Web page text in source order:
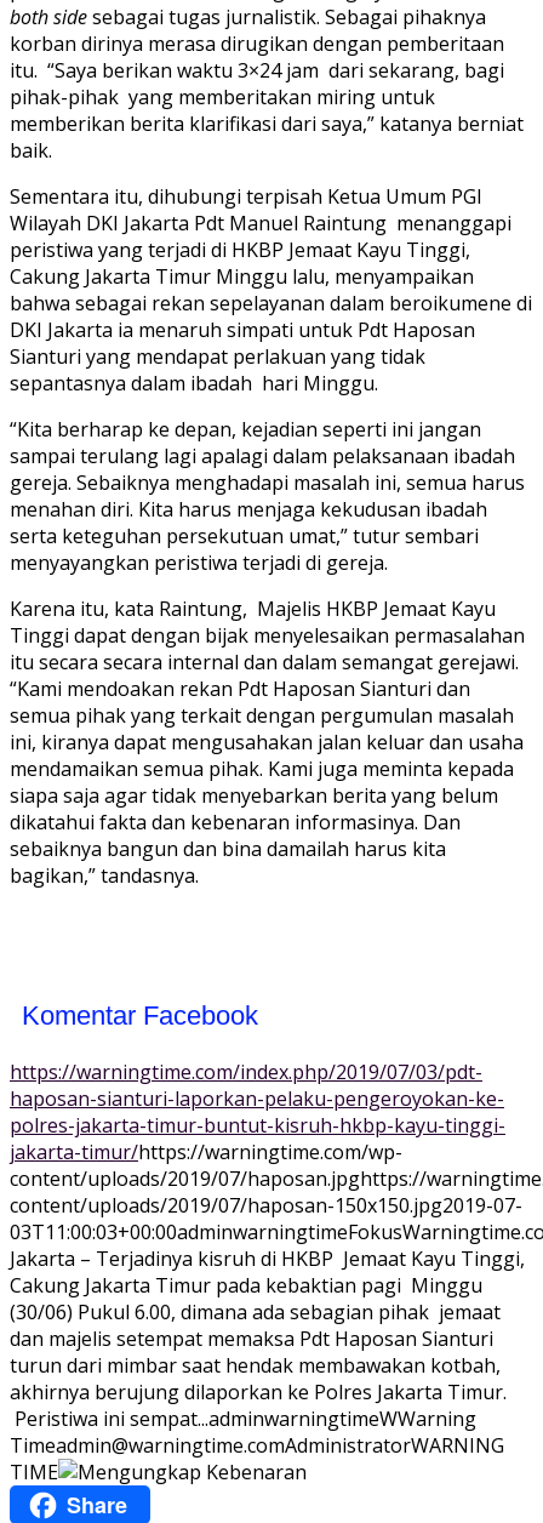
both sidesebagai tugas jurnalistik. Sebagai pihaknya
korban dirinya merasa dirugikan dengan pemberitaan
itu. “Saya berikan waktu 3×24 jam dari sekarang, bagi
pihak-pihak yang memberitakan miring untuk
memberikan berita klarifikasi dari saya,” katanya berniat
baik.
Sementara itu, dihubungi terpisah Ketua Umum PGI
Wilayah DKI Jakarta Pdt Manuel Raintung menanggapi
peristiwa yang terjadi di HKBP Jemaat Kayu Tinggi,
Cakung Jakarta Timur Minggu lalu, menyampaikan
bahwa sebagai rekan sepelayanan dalam beroikumene di
DKI Jakarta ia menaruh simpati untuk Pdt Haposan
Sianturi yang mendapat perlakuan yang tidak
sepantasnya dalam ibadah hari Minggu.
“Kita berharap ke depan, kejadian seperti ini jangan
sampai terulang lagi apalagi dalam pelaksanaan ibadah
gereja. Sebaiknya menghadapi masalah ini, semua harus
menahan diri. Kita harus menjaga kekudusan ibadah
serta keteguhan persekutuan umat,” tutur sembari
menyayangkan peristiwa terjadi di gereja.
Karena itu, kata Raintung, Majelis HKBP Jemaat Kayu
Tinggi dapat dengan bijak menyelesaikan permasalahan
itu secara secara internal dan dalam semangat gerejawi.
“Kami mendoakan rekan Pdt Haposan Sianturi dan
semua pihak yang terkait dengan pergumulan masalah
ini, kiranya dapat mengusahakan jalan keluar dan usaha
mendamaikan semua pihak. Kami juga meminta kepada
siapa saja agar tidak menyebarkan berita yang belum
dikatahui fakta dan kebenaran informasinya. Dan
sebaiknya bangun dan bina damailah harus kita
bagikan,” tandasnya.
Komentar Facebook
https://warningtime.com/index.php/2019/07/03/pdt-
haposan-sianturi-laporkan-pelaku-pengeroyokan-ke-
polres-jakarta-timur-buntut-kisruh-hkbp-kayu-tinggi-
jakarta-timur/https://warningtime.com/wp-
content/uploads/2019/07/haposan.jpghttps://
content/uploads/2019/07/haposan-150x150.jpg2019-07-
03T11:00:03+00:00adminwarningtimeFokus
Jakarta – Terjadinya kisruh di HKBP Jemaat Kayu Tinggi,
Cakung Jakarta Timur pada kebaktian pagi Minggu
(30/06) Pukul 6.00, dimana ada sebagian pihak jemaat
dan majelis setempat memaksa Pdt Haposan Sianturi
turun dari mimbar saat hendak membawakan kotbah,
akhirnya berujung dilaporkan ke Polres Jakarta Timur.
Peristiwa ini sempat...adminwarningtimeWWarning
Timeadmin@warningtime.comAdministratorWARNING
TIME
Share